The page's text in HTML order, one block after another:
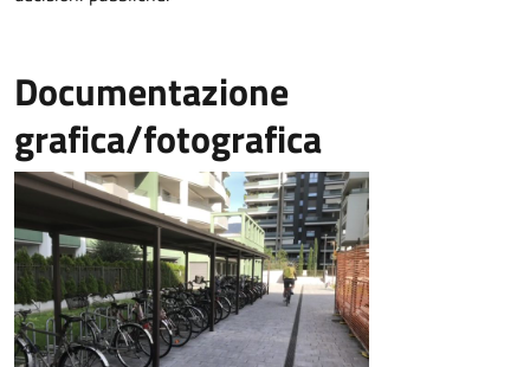
Documentazione
grafica/fotografica